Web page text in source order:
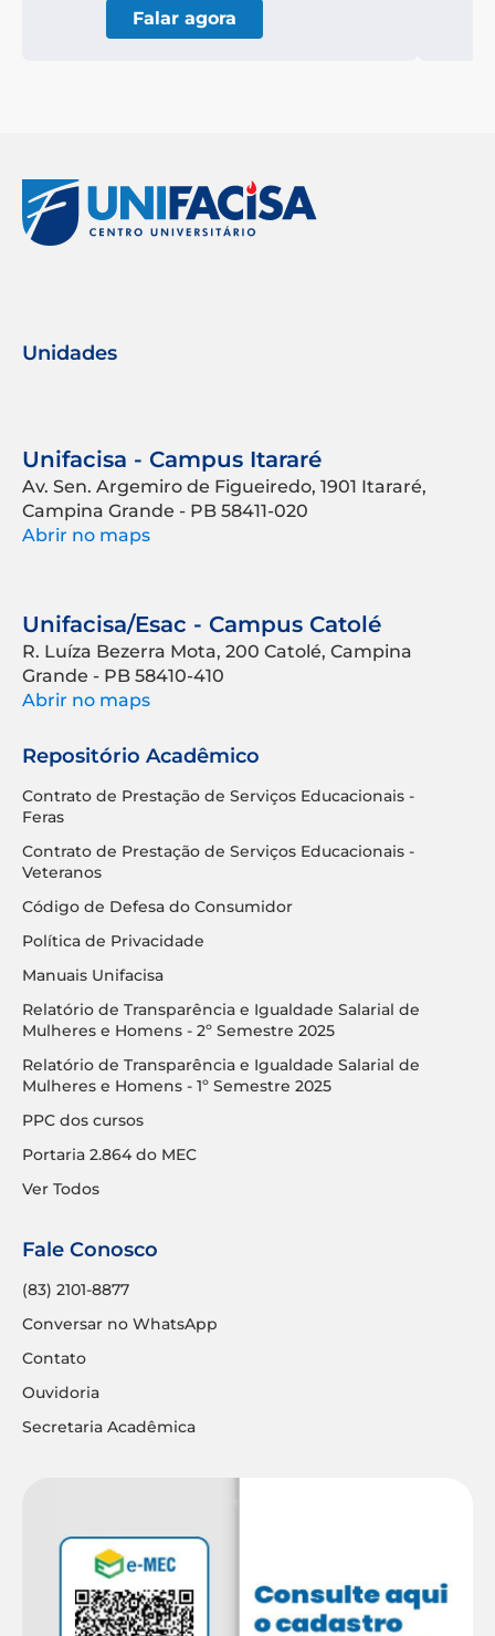
Falar agora
Unidades
Unifacisa - Campus Itararé
Av. Sen. Argemiro de Figueiredo, 1901 Itararé,
Campina Grande - PB 58411-020
Abrir no maps
Unifacisa/Esac - Campus Catolé
R. Luíza Bezerra Mota, 200 Catolé, Campina
Grande - PB 58410-410
Abrir no maps
Repositório Acadêmico
Contrato de Prestação de Serviços Educacionais -
Feras
Contrato de Prestação de Serviços Educacionais -
Veteranos
Código de Defesa do Consumidor
Política de Privacidade
Manuais Unifacisa
Relatório de Transparência e Igualdade Salarial de
Mulheres e Homens - 2º Semestre 2025
Relatório de Transparência e Igualdade Salarial de
Mulheres e Homens - 1º Semestre 2025
PPC dos cursos
Portaria 2.864 do MEC
Ver Todos
Fale Conosco
(83) 2101-8877
Conversar no WhatsApp
Contato
Ouvidoria
Secretaria Acadêmica